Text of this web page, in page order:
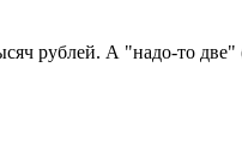
рублей. А "надо-то